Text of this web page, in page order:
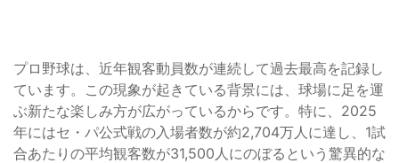
プロ野球は、近年観客動員数が連続して過去最高を記録し
ています。この現象が起きている背景には、球場に足を運
ぶ新たな楽しみ方が広がっているからです。特に、2025
年にはセ・パ公式戦の入場者数が約2,704万人に達し、1試
合あたりの平均観客数が31,500人にのぼるという驚異的な